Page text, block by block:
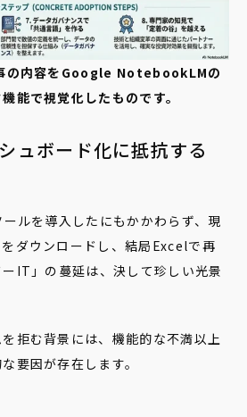
の内容をGoogle NotebookLMの
能で視覚化したものです。
ュボード化に抵抗する
ルを導入したにもかかわらず、現
ダウンロードし、結局Excelで再
IT」の蔓延は、決して珍しい光景
拒む背景には、機能的な不満以上
要因が存在します。